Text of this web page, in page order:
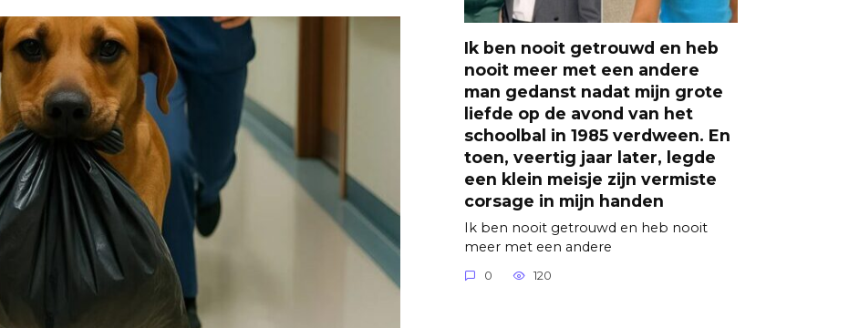
Ik ben nooit getrouwd en heb
nooit meer met een andere
man gedanst nadat mijn grote
liefde op de avond van het
schoolbal in 1985 verdween. En
toen, veertig jaar later, legde
een klein meisje zijn vermiste
corsage in mijn handen
Ik ben nooit getrouwd en heb nooit
meer met een andere
0 120